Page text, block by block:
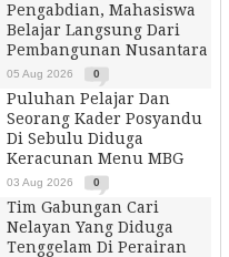
Pengabdian, Mahasiswa
Belajar Langsung Dari
Pembangunan Nusantara
05 Aug 2026 0
Puluhan Pelajar Dan
Seorang Kader Posyandu
Di Sebulu Diduga
Keracunan Menu MBG
03 Aug 2026 0
Tim Gabungan Cari
Nelayan Yang Diduga
Tenggelam Di Perairan